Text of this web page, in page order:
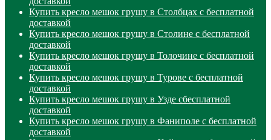
Купить кресло мешок грушу в Столбцах с бесплатной
доставкой
Купить кресло мешок грушу в Столине с бесплатной
доставкой
Купить кресло мешок грушу в Толочине с бесплатной
доставкой
Купить кресло мешок грушу в Турове с бесплатной
доставкой
Купить кресло мешок грушу в Узде сбесплатной
доставкой
Купить кресло мешок грушу в Фаниполе с бесплатной
доставкой